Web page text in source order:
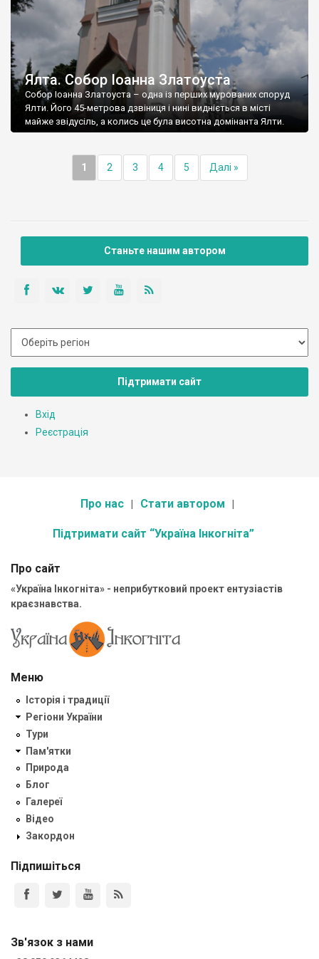
Ялта. Собор Іоанна Златоуста
Собор Іоанна Златоуста – одна із перших мурованих споруд
Ялти. Його 45-метрова дзвіниця і нині видніється в місті
майже звідусіль, а колись це була висотна домінанта Ялти.
1 2 3 4 5 Далі »
Станьте нашим автором
Підтримати сайт
Вхід
Реєстрація
Про нас Стати автором
Підтримати сайт “Україна Інкогніта”
Про сайт
«Україна Інкогніта» - неприбутковий проект ентузіастів
краєзнавства.
Меню
Історія і традиції
Регіони України
Тури
Пам'ятки
Природа
Блог
Галереї
Відео
Закордон
Підпишіться
Зв'язок з нами